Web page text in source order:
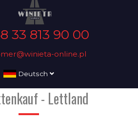
33 813 90 00
online.pl
Deutsch
- Lettland